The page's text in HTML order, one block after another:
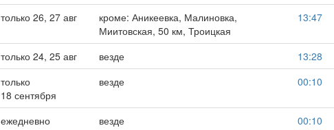
только 26, 27 авг
кроме: Аникеевка, Малиновка,
Миитовская, 50 км, Троицкая
13:47
только 24, 25 авг везде
13:28
только
18 сентября
везде 00:10
ежедневно везде 00:10